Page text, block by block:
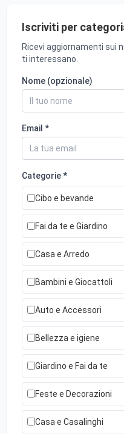
Iscriviti per
Ricevi aggiornamenti sui
ti interessano.
Nome (opzionale)
Email *
Categorie *
Cibo e bevande
Fai da te e Giardino
Casa e Arredo
Bambini e Giocattoli
Auto e Accessori
Bellezza e igiene
Giardino e Fai da te
Feste e Decorazioni
Casa e Casalinghi